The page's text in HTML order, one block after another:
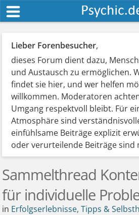
Lieber Forenbesucher,
dieses Forum dient dazu,
und Austausch zu ermöglichen.
findet sie hier, und wer helfen
willkommen. Moderatoren
Umgang respektvoll bleibt. Für
Atmosphäre sind
einfühlsame Beiträge explizit
oder verurteilende Beiträge sind
Sammelthread
für individuelle
in Erfolgserlebnisse, Tipps &